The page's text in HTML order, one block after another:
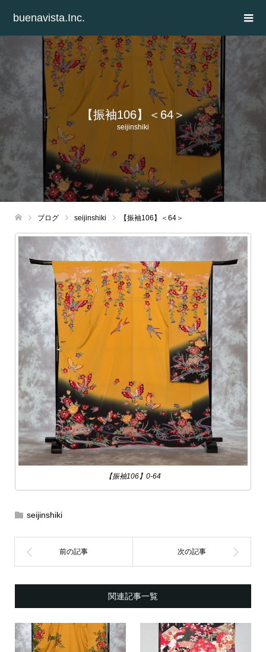
buenavista.Inc.
【振袖106】＜64＞
seijinshiki
ブログ seijinshiki 【振袖106】＜64＞
【振袖106】0-64
seijinshiki
関連記事一覧